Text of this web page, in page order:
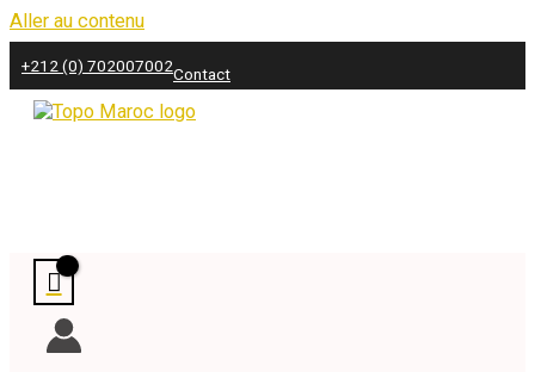
Aller au contenu
+212 (0) 702007002Contact